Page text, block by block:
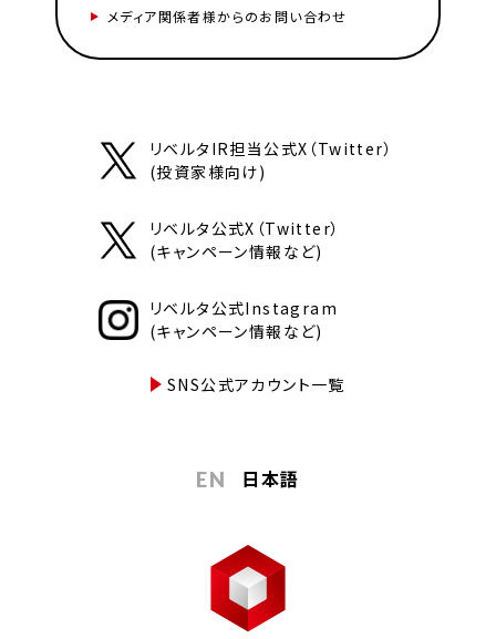
メディア関係者様からのお問い合わせ
リベルタIR担当公式X（Twitter）
(投資家様向け)
リベルタ公式X（Twitter）
(キャンペーン情報など)
リベルタ公式Instagram
(キャンペーン情報など)
SNS公式アカウント一覧
EN 日本語